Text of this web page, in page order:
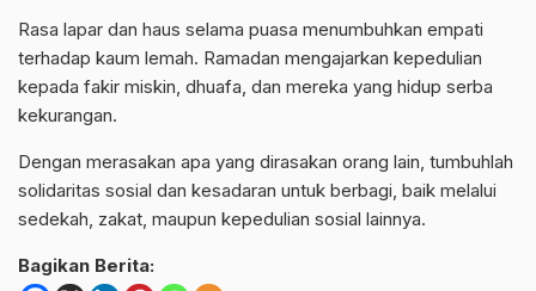
Rasa lapar dan haus selama puasa menumbuhkan empati
terhadap kaum lemah. Ramadan mengajarkan kepedulian
kepada fakir miskin, dhuafa, dan mereka yang hidup serba
kekurangan.
Dengan merasakan apa yang dirasakan orang lain, tumbuhlah
solidaritas sosial dan kesadaran untuk berbagi, baik melalui
sedekah, zakat, maupun kepedulian sosial lainnya.
Bagikan Berita: